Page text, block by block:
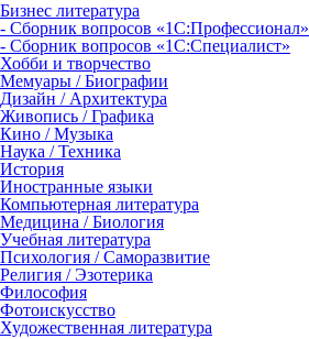
Бизнес литература
- Сборник вопросов «1С:Профессионал»
- Сборник вопросов «1С:Специалист»
Хобби и творчество
Мемуары / Биографии
Дизайн / Архитектура
Живопись / Графика
Кино / Музыка
Наука / Техника
История
Иностранные языки
Компьютерная литература
Медицина / Биология
Учебная литература
Психология / Саморазвитие
Религия / Эзотерика
Философия
Фотоискусство
Художественная литература